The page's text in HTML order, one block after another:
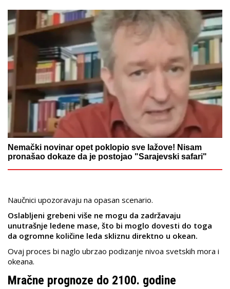
Nemački novinar opet poklopio sve lažove! Nisam
pronašao dokaze da je postojao "Sarajevski safari"
Naučnici upozoravaju na opasan scenario.
Oslabljeni grebeni više ne mogu da zadržavaju
unutrašnje ledene mase, što bi moglo dovesti do toga
da ogromne količine leda skliznu direktno u okean.
Ovaj proces bi naglo ubrzao podizanje nivoa svetskih mora i
okeana.
Mračne prognoze do 2100. godine